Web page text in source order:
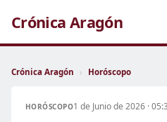
Crónica Aragón
Crónica Aragón › Horóscopo
HORÓSCOPO1 de Junio de 2026 ·